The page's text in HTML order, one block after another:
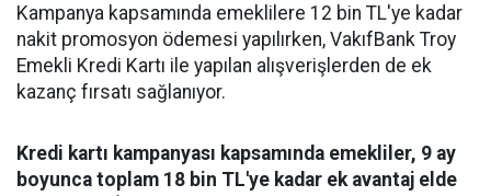
Kampanya kapsamında emeklilere 12 bin TL'ye kadar
nakit promosyon ödemesi yapılırken, VakıfBank Troy
Emekli Kredi Kartı ile yapılan alışverişlerden de ek
kazanç fırsatı sağlanıyor.
Kredi kartı kampanyası kapsamında emekliler, 9 ay
boyunca toplam 18 bin TL'ye kadar ek avantaj elde